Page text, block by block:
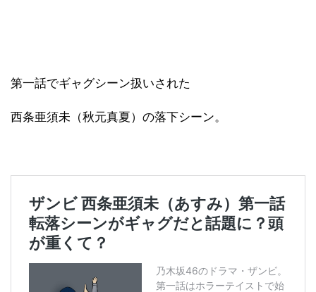
第一話でギャグシーン扱いされた
西条亜須未（秋元真夏）の落下シーン。